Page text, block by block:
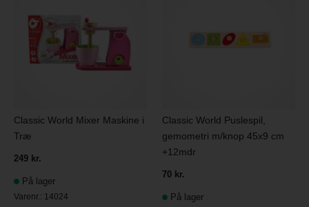
Classic World Mixer Maskine i
Træ
249 kr.
På lager
Varenr.: 14024
Classic World Puslespil,
gemometri m/knop 45x9 cm
+12mdr
70 kr.
På lager